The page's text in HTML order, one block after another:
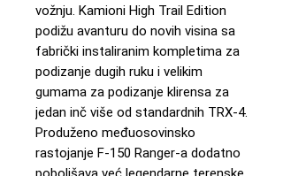
vožnju. Kamioni High Trail Edition
podižu avanturu do novih visina sa
fabrički instaliranim kompletima za
podizanje dugih ruku i velikim
gumama za podizanje klirensa za
jedan inč više od standardnih TRX-4.
Produženo međuosovinsko
rastojanje F-150 Ranger-a dodatno